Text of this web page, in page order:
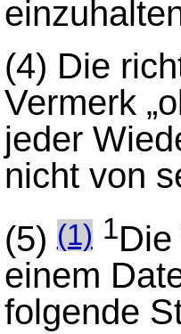
(4) Die
Vermerk
jeder
nicht von
(5)(1) 1
einem
folgende